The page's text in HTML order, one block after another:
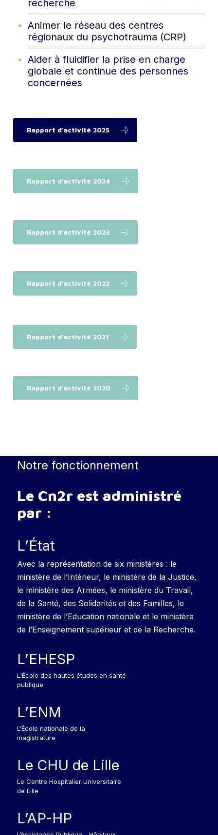
recherche
Animer le réseau des centres
régionaux du psychotrauma (CRP)
Aider à fluidifier la prise en charge
globale et continue des personnes
concernées
Rapport d'activité 2025
Rapport d'activité 2024
Rapport d'activité 2023
Rapport d'activité 2022
Rapport d'activité 2021
Rapport d'activité 2020
Notre fonctionnement
Le Cn2r est administré
par :
L’État
Avec la représentation de six ministères : le
ministère de l’Intérieur, le ministère de la Justice,
le ministère des Armées, le ministère du Travail,
de la Santé, des Solidarités et des Familles, le
ministère de l’Education nationale et le ministère
de l’Enseignement supérieur et de la Recherche.
L’EHESP
L'École des hautes études en santé
publique
L’ENM
L’École nationale de la
magistrature
Le CHU de Lille
Le Centre Hospitalier Universitaire
de Lille
L’AP-HP